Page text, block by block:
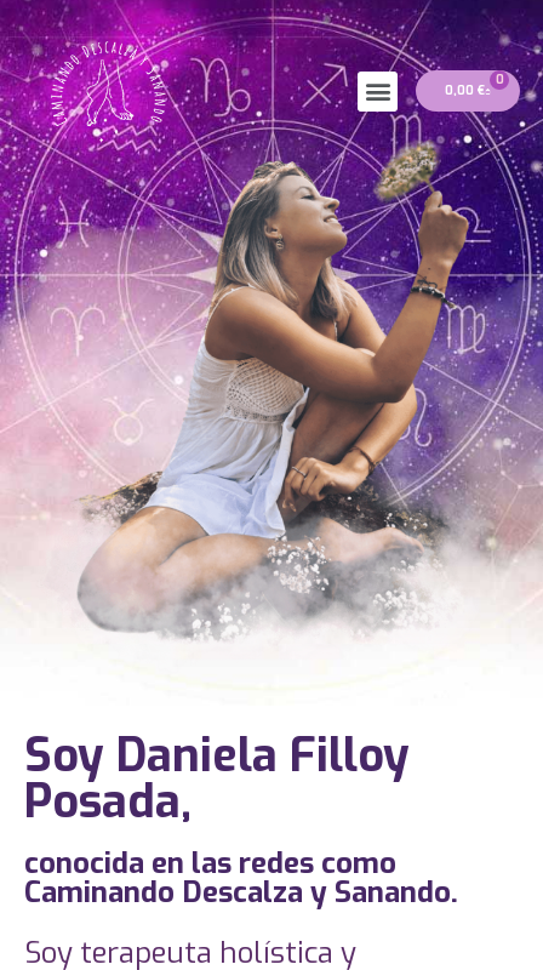
0,00€
0
Soy Daniela Filloy
Posada,
conocida en las redes como
Caminando Descalza y Sanando.
Soy terapeuta holística y